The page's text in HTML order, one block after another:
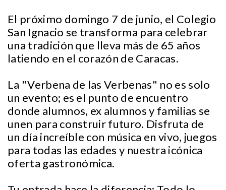
El próximo domingo 7 de junio, el Colegio
San Ignacio se transforma para celebrar
una tradición que lleva más de 65 años
latiendo en el corazón de Caracas.
La "Verbena de las Verbenas" no es solo
un evento; es el punto de encuentro
donde alumnos, ex alumnos y familias se
unen para construir futuro. Disfruta de
un día increíble con música en vivo, juegos
para todas las edades y nuestra icónica
oferta gastronómica.